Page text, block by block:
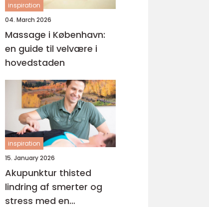
inspiration
04. March 2026
Massage i København:
en guide til velvære i
hovedstaden
inspiration
15. January 2026
Akupunktur thisted
lindring af smerter og
stress med en